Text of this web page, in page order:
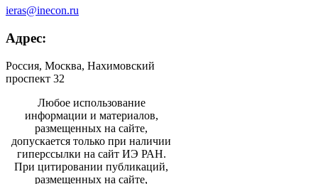
ieras@inecon.ru
Адрес:
Россия, Москва, Нахимовский
проспект 32
Любое использование
информации и материалов,
размещенных на сайте,
допускается только при наличии
гиперссылки на сайт ИЭ РАН.
При цитировании публикаций,
размещенных на сайте,